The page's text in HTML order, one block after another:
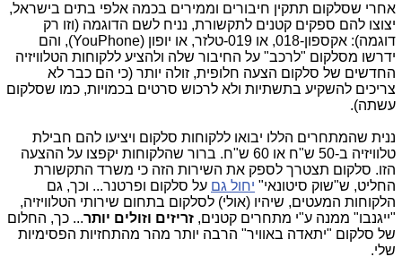
אחרי שסלקום תתקין חיבורים וממירים בכמה אלפי בתים בישראל,
יצוצו להם ספקים קטנים לתקשורת, נניח לשם הדוגמה (וזו רק
דוגמה): אקספון-018, או 019-טלזר, או יופון (YouPhone), והם
ידרשו מסלקום "לרכב" על החיבור שלה ולהציע ללקוחות הטלוויזיה
החדשים של סלקום הצעה חלופית, זולה יותר (כי הם כבר לא
צריכים להשקיע בתשתיות ולא לרכוש סרטים בכמויות, כמו שסלקום
עשתה).
ננית שהמתחרים הללו יבואו ללקוחות סלקום ויציעו להם חבילת
טלוויזיה ב-50 ש"ח או 60 ש"ח. ברור שהלקוחות יקפצו על ההצעה
הזו. סלקום תצטרך לספק את השירות הזה כי משרד התקשורת
החליט, ש"שוק סיטונאי" יחול גם על סלקום ופרטנר... וכך, גם
הלקוחות המעטים, שיהיו (אולי) לסלקום בתחום שירותי הטלוויזיה,
"ייגנבו" ממנה ע"י מתחרים קטנים, זריזים וזולים יותר... כך, החלום
של סלקום "יתאדה באוויר" הרבה יותר מהר מהתחזיות הפסימיות
שלי.